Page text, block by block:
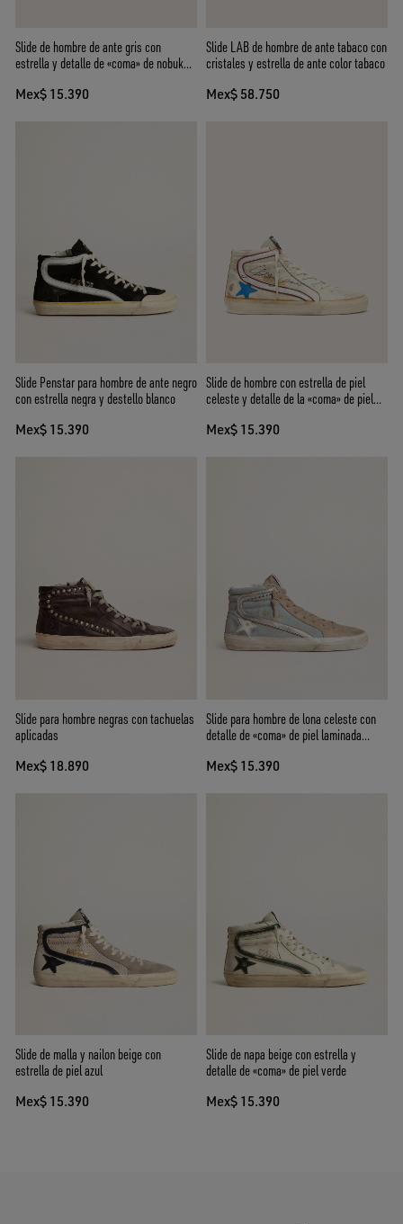
Slide de hombre de ante gris con
estrella y detalle de «coma» de nobuk
Mex$ 15.390
Slide LAB de hombre de ante tabaco con
cristales y estrella de ante color tabaco
Mex$ 58.750
Slide Penstar para hombre de ante negro
con estrella negra y destello blanco
Mex$ 15.390
Slide de hombre con estrella de piel
celeste y detalle de la «coma» de piel
Mex$ 15.390
Slide para hombre negras con tachuelas
aplicadas
Mex$ 18.890
Slide para hombre de lona celeste con
detalle de «coma» de piel laminada
Mex$ 15.390
Slide de malla y nailon beige con
estrella de piel azul
Mex$ 15.390
Slide de napa beige con estrella y
detalle de «coma» de piel verde
Mex$ 15.390